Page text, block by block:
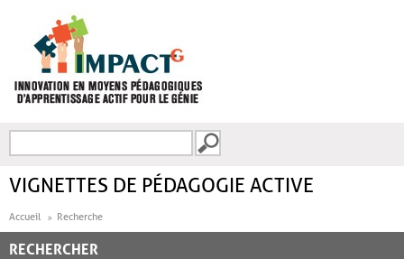
FORMULAIRE DE
VIGNETTES DE PÉDAGOGIE ACTIVE
Accueil Recherche
RECHERCHER